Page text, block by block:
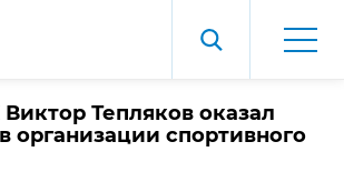
Тепляков оказал
организации спортивного